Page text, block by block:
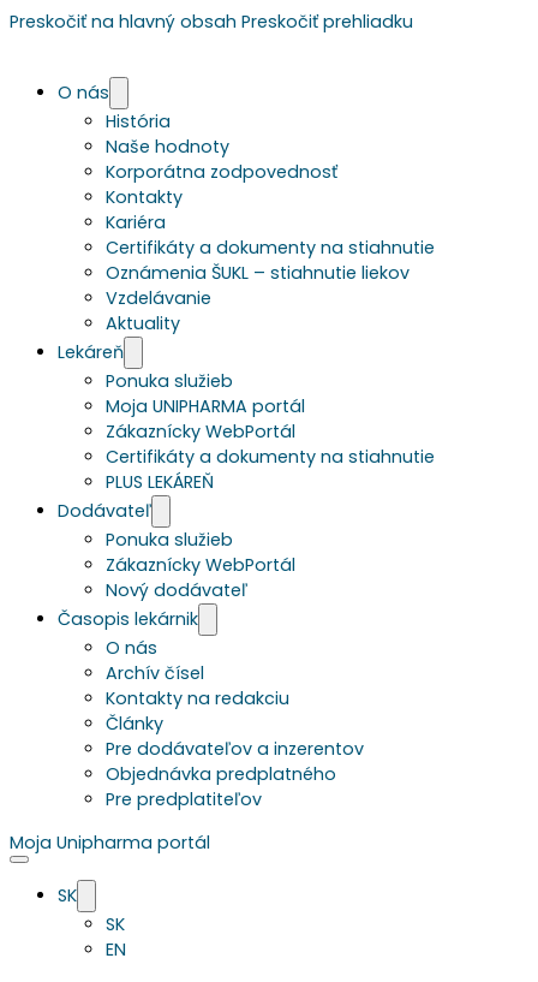
Preskočiť na hlavný obsah Preskočiť prehliadku
O nás
História
Naše hodnoty
Korporátna zodpovednosť
Kontakty
Kariéra
Certifikáty a dokumenty na stiahnutie
Oznámenia ŠUKL – stiahnutie liekov
Vzdelávanie
Aktuality
Lekáreň
Ponuka služieb
Moja UNIPHARMA portál
Zákaznícky WebPortál
Certifikáty a dokumenty na stiahnutie
PLUS LEKÁREŇ
Dodávateľ
Ponuka služieb
Zákaznícky WebPortál
Nový dodávateľ
Časopis lekárnik
O nás
Archív čísel
Kontakty na redakciu
Články
Pre dodávateľov a inzerentov
Objednávka predplatného
Pre predplatiteľov
Moja Unipharma portál
SK
SK
EN